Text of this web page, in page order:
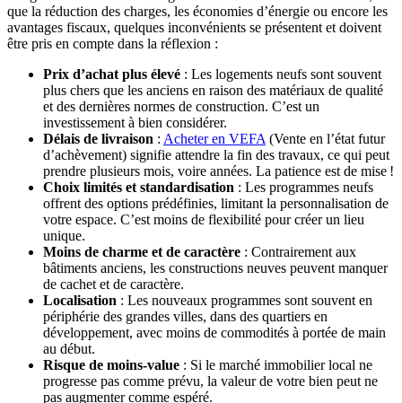
que la réduction des charges, les économies d’énergie ou encore les
avantages fiscaux, quelques inconvénients se présentent et doivent
être pris en compte dans la réflexion :
Prix d’achat plus élevé : Les logements neufs sont souvent
plus chers que les anciens en raison des matériaux de qualité
et des dernières normes de construction. C’est un
investissement à bien considérer.
Délais de livraison : Acheter en VEFA (Vente en l’état futur
d’achèvement) signifie attendre la fin des travaux, ce qui peut
prendre plusieurs mois, voire années. La patience est de mise !
Choix limités et standardisation : Les programmes neufs
offrent des options prédéfinies, limitant la personnalisation de
votre espace. C’est moins de flexibilité pour créer un lieu
unique.
Moins de charme et de caractère : Contrairement aux
bâtiments anciens, les constructions neuves peuvent manquer
de cachet et de caractère.
Localisation : Les nouveaux programmes sont souvent en
périphérie des grandes villes, dans des quartiers en
développement, avec moins de commodités à portée de main
au début.
Risque de moins-value : Si le marché immobilier local ne
progresse pas comme prévu, la valeur de votre bien peut ne
pas augmenter comme espéré.